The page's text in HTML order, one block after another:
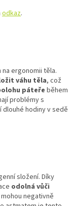
odkaz.
ergonomii těla.
váhu těla, což
páteře během
problémy s
hodiny v sedě
složení. Díky
odolná vůči
negativně